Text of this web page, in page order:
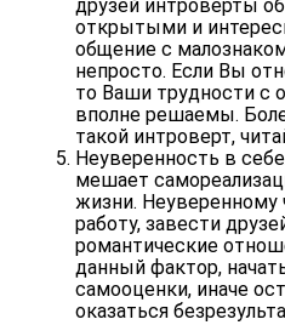
друзей интроверты
открытыми и
общение с
непросто. Если Вы
то Ваши трудности с
вполне решаемы.
такой интроверт,
Неуверенность в себе
мешает
жизни. Неуверенному
работу, завести
романтические
данный фактор,
самооценки, иначе
оказаться